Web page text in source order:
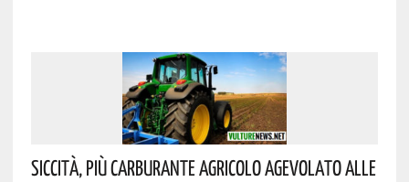
Siccità, Più Carburante Agricolo Agevolato Alle